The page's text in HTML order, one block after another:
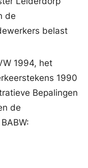
de
belast
1994, het
1990
Bepalingen
de